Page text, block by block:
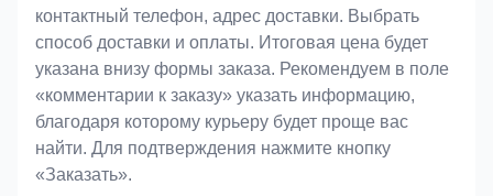
контактный телефон, адрес доставки. Выбрать
способ доставки и оплаты. Итоговая цена будет
указана внизу формы заказа. Рекомендуем в поле
«комментарии к заказу» указать информацию,
благодаря которому курьеру будет проще вас
найти. Для подтверждения нажмите кнопку
«Заказать».